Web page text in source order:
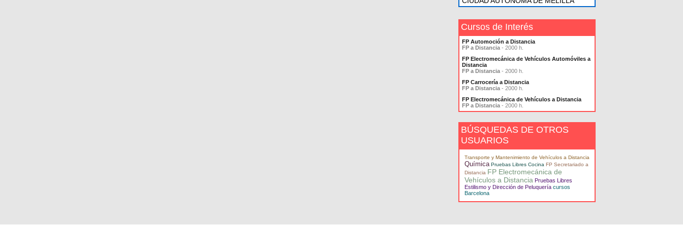
Cursos de Interés
FP Automoción a Distancia
FP a Distancia - 2000 h.
FP Electromecánica de Vehículos Automóviles a
Distancia
FP a Distancia - 2000 h.
FP Carrocería a Distancia
FP a Distancia - 2000 h.
FP Electromecánica de Vehículos a Distancia
FP a Distancia - 2000 h.
BÚSQUEDAS DE OTROS
USUARIOS
Transporte y Mantenimiento de Vehículos a Distancia
Química Pruebas Libres Cocina FP Secretariado a
Distancia FP Electromecánica de
Vehículos a Distancia Pruebas Libres
Estilismo y Dirección de Peluquería cursos
Barcelona